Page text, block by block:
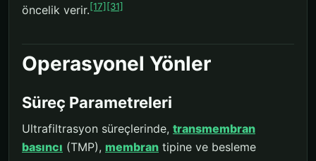
öncelik verir.[17] [31]
Operasyonel Yönler
Süreç Parametreleri
Ultrafiltrasyon süreçlerinde, transmembran
basıncı (TMP), membran tipine ve besleme